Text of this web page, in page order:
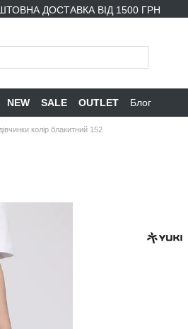
ДОСТАВКА ВІД 1500 ГРН
NEW SALE OUTLET Блог
колір блакитний 152